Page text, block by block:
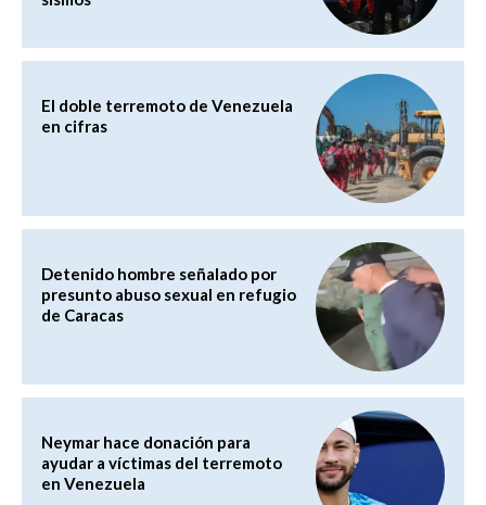
El doble terremoto de Venezuela
en cifras
Detenido hombre señalado por
presunto abuso sexual en refugio
de Caracas
Neymar hace donación para
ayudar a víctimas del terremoto
en Venezuela